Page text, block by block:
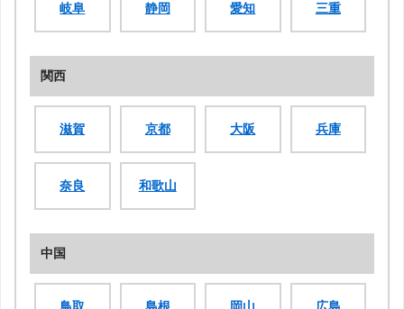
岐阜 静岡 愛知 三重
関西
滋賀 京都 大阪 兵庫
奈良 和歌山
中国